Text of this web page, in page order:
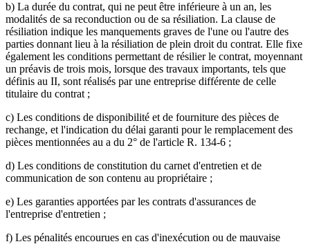
b) La durée du contrat, qui ne peut être inférieure à un an, les
modalités de sa reconduction ou de sa résiliation. La clause de
résiliation indique les manquements graves de l'une ou l'autre des
parties donnant lieu à la résiliation de plein droit du contrat. Elle fixe
également les conditions permettant de résilier le contrat, moyennant
un préavis de trois mois, lorsque des travaux importants, tels que
définis au II, sont réalisés par une entreprise différente de celle
titulaire du contrat ;
c) Les conditions de disponibilité et de fourniture des pièces de
rechange, et l'indication du délai garanti pour le remplacement des
pièces mentionnées au a du 2° de l'article R. 134-6 ;
d) Les conditions de constitution du carnet d'entretien et de
communication de son contenu au propriétaire ;
e) Les garanties apportées par les contrats d'assurances de
l'entreprise d'entretien ;
f) Les pénalités encourues en cas d'inexécution ou de mauvaise